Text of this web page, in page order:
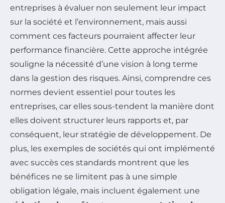
entreprises à évaluer non seulement leur impact
sur la société et l’environnement, mais aussi
comment ces facteurs pourraient affecter leur
performance financière. Cette approche intégrée
souligne la nécessité d’une vision à long terme
dans la gestion des risques. Ainsi, comprendre ces
normes devient essentiel pour toutes les
entreprises, car elles sous-tendent la manière dont
elles doivent structurer leurs rapports et, par
conséquent, leur stratégie de développement. De
plus, les exemples de sociétés qui ont implémenté
avec succès ces standards montrent que les
bénéfices ne se limitent pas à une simple
obligation légale, mais incluent également une